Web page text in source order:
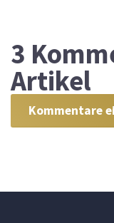
3
Artikel
Kommentare